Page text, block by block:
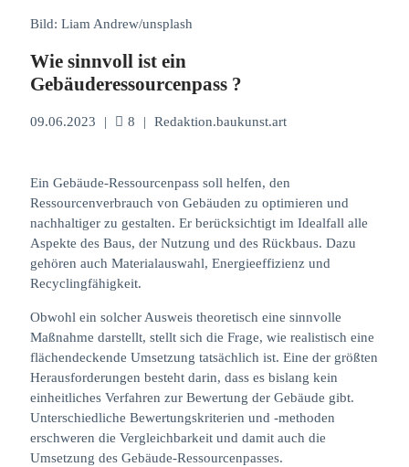
Bild: Liam Andrew/unsplash
Wie sinnvoll ist ein
Gebäuderessourcenpass ?
09.06.2023 | 8 | Redaktion.baukunst.art
Ein Gebäude-Ressourcenpass soll helfen, den
Ressourcenverbrauch von Gebäuden zu optimieren und
nachhaltiger zu gestalten. Er berücksichtigt im Idealfall alle
Aspekte des Baus, der Nutzung und des Rückbaus. Dazu
gehören auch Materialauswahl, Energieeffizienz und
Recyclingfähigkeit.
Obwohl ein solcher Ausweis theoretisch eine sinnvolle
Maßnahme darstellt, stellt sich die Frage, wie realistisch eine
flächendeckende Umsetzung tatsächlich ist. Eine der größten
Herausforderungen besteht darin, dass es bislang kein
einheitliches Verfahren zur Bewertung der Gebäude gibt.
Unterschiedliche Bewertungskriterien und -methoden
erschweren die Vergleichbarkeit und damit auch die
Umsetzung des Gebäude-Ressourcenpasses.